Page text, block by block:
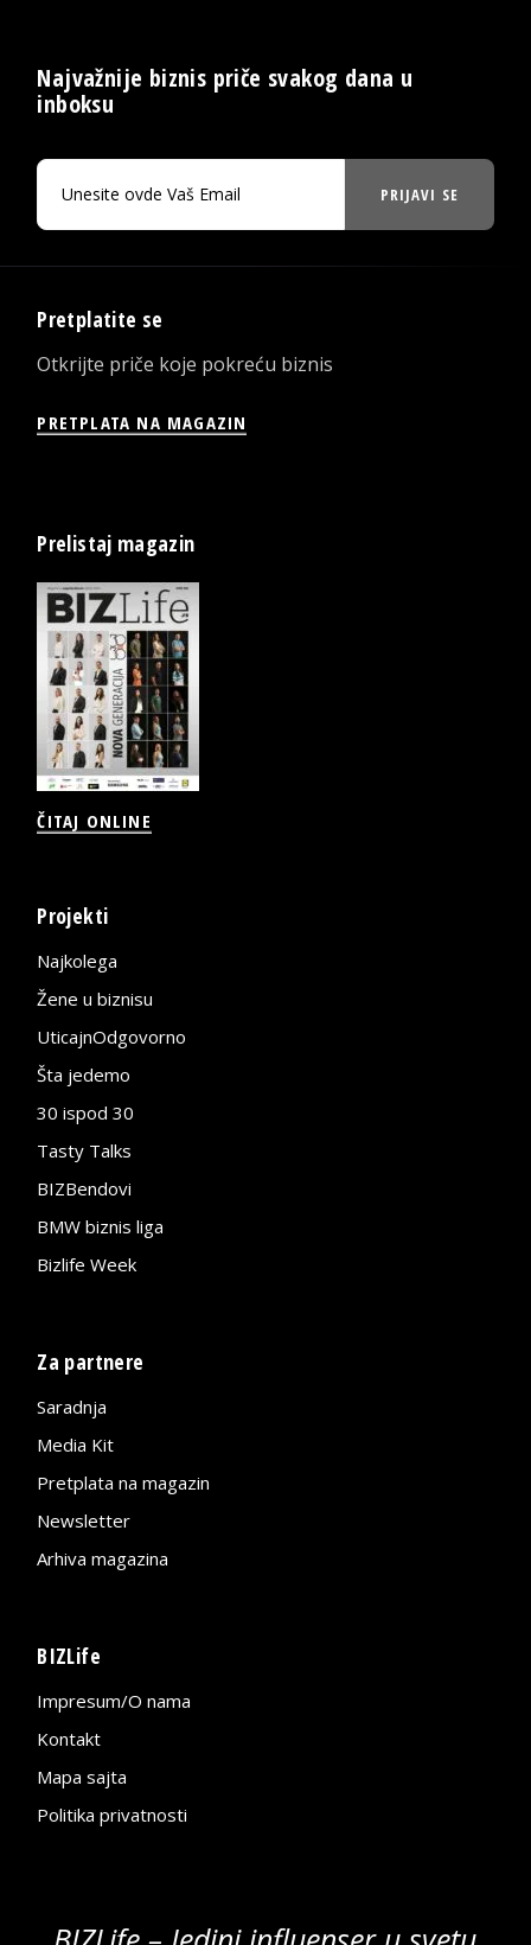
Najvažnije biznis priče svakog dana u
inboksu
PRIJAVI SE
Pretplatite se
Otkrijte priče koje pokreću biznis
PRETPLATA NA MAGAZIN
Prelistaj magazin
ČITAJ ONLINE
Projekti
Najkolega
Žene u biznisu
UticajnOdgovorno
Šta jedemo
30 ispod 30
Tasty Talks
BIZBendovi
BMW biznis liga
Bizlife Week
Za partnere
Saradnja
Media Kit
Pretplata na magazin
Newsletter
Arhiva magazina
BIZLife
Impresum/O nama
Kontakt
Mapa sajta
Politika privatnosti